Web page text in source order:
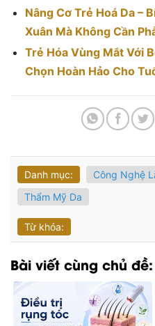
Nâng Cơ Trẻ Hoá Da –
Xuân Mà Không Cần
Trẻ Hóa Vùng Mắt Với
Chọn Hoàn Hảo Cho
Danh mục: Công Nghệ
Thẩm Mỹ Da
Từ khóa:
Bài viết cùng chủ đề: